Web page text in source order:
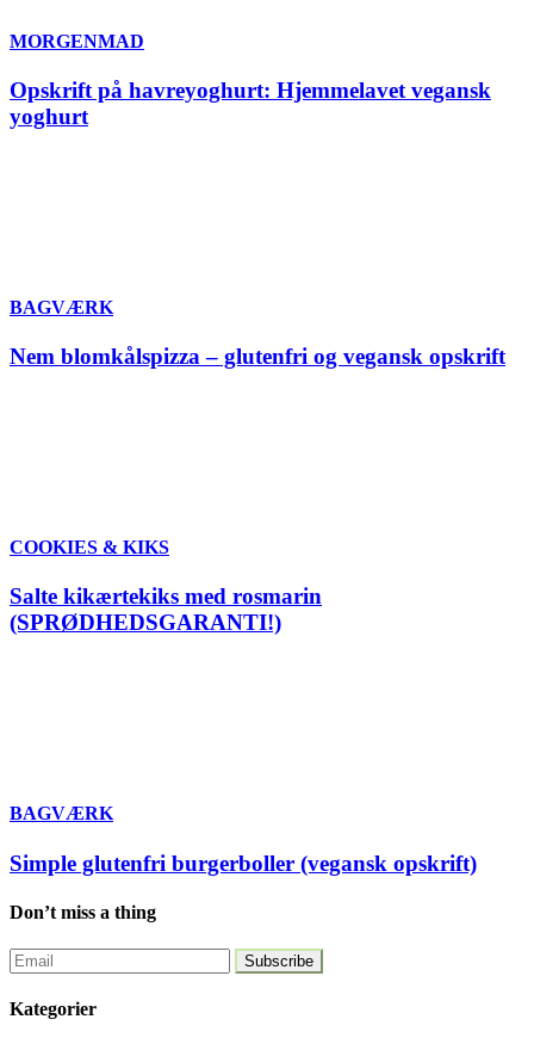
MORGENMAD
Opskrift på havreyoghurt: Hjemmelavet vegansk
yoghurt
BAGVÆRK
Nem blomkålspizza – glutenfri og vegansk opskrift
COOKIES & KIKS
Salte kikærtekiks med rosmarin
(SPRØDHEDSGARANTI!)
BAGVÆRK
Simple glutenfri burgerboller (vegansk opskrift)
Don’t miss a thing
Kategorier